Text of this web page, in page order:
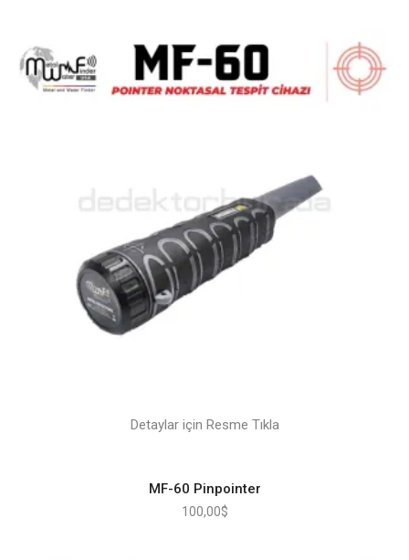
Detaylar için Resme Tıkla
MF-60 Pinpointer
100,00$